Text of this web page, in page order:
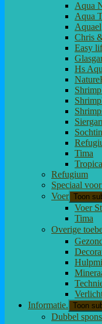
Aqua
Aqua
Aquael
Chris
Easy
Hs
Tima
Refugium
Speciaal
Voer Toon
Voer
Tima
Overige
Informatie. Toon
Dubbel